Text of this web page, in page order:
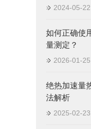
2024-05-22
如何正确使
量测定？
2026-01-25
绝热加速量
法解析
2025-02-23